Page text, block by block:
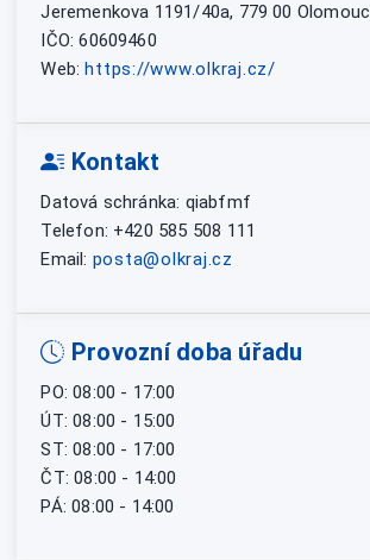
Jeremenkova 1191/40a, 779 00 Olomouc
IČO: 60609460
Web: https://www.olkraj.cz/
Kontakt
Datová schránka: qiabfmf
Telefon: +420 585 508 111
Email: posta@olkraj.cz
Provozní doba úřadu
PO: 08:00 - 17:00
ÚT: 08:00 - 15:00
ST: 08:00 - 17:00
ČT: 08:00 - 14:00
PÁ: 08:00 - 14:00